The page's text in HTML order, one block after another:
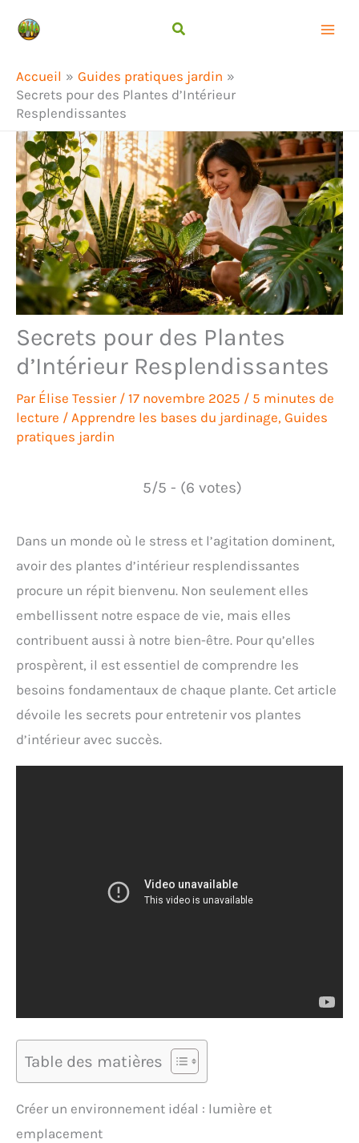
Accueil
Guides pratiques jardin
Secrets pour des Plantes d’Intérieur
Resplendissantes
Secrets pour des Plantes
d’Intérieur Resplendissantes
Par Élise Tessier / 17 novembre 2025 / 5 minutes de
lecture / Apprendre les bases du jardinage, Guides
pratiques jardin
5/5 - (6 votes)
Dans un monde où le stress et l’agitation dominent,
avoir des plantes d’intérieur resplendissantes
procure un répit bienvenu. Non seulement elles
embellissent notre espace de vie, mais elles
contribuent aussi à notre bien-être. Pour qu’elles
prospèrent, il est essentiel de comprendre les
besoins fondamentaux de chaque plante. Cet article
dévoile les secrets pour entretenir vos plantes
d’intérieur avec succès.
Table des matières
Créer un environnement idéal : lumière et
emplacement